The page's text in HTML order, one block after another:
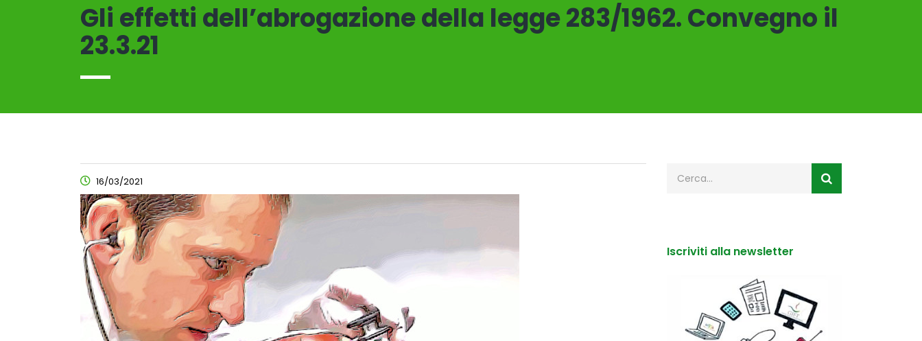
Gli effetti dell’abrogazione della legge 283/1962. Convegno il
23.3.21
16/03/2021
Iscriviti alla newsletter